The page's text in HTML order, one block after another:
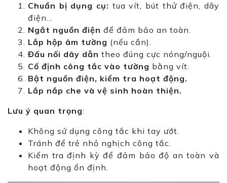
Chuẩn bị dụng cụ: tua vít, bút thử điện, dây
điện…
Ngắt nguồn điện để đảm bảo an toàn.
Lắp hộp âm tường (nếu cần).
Đấu nối dây dẫn theo đúng cực nóng/nguội.
Cố định công tắc vào tường bằng vít.
Bật nguồn điện, kiểm tra hoạt động.
Lắp nắp che và vệ sinh hoàn thiện.
Lưu ý quan trọng:
Không sử dụng công tắc khi tay ướt.
Tránh để trẻ nhỏ nghịch công tắc.
Kiểm tra định kỳ để đảm bảo độ an toàn và
hoạt động ổn định.